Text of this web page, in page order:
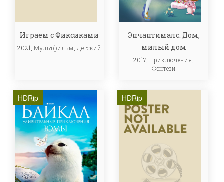
Играем с Фиксиками
2021, Мультфильм, Детский
Энчантималс. Дом,
милый дом
2017,Приключения,
Фэнтези
HDRip HDRip